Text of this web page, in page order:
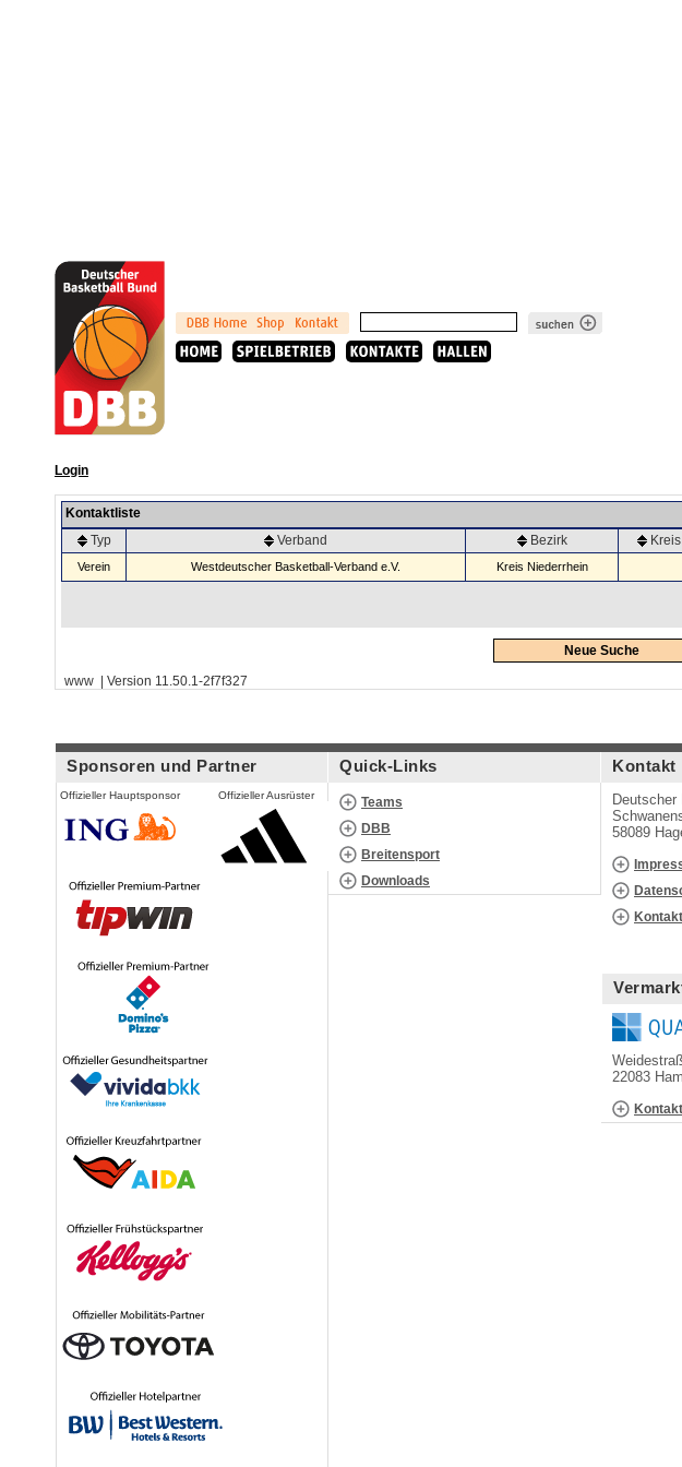
Login
Kontaktliste
Typ
Verband Bezirk Kreis
Verein Westdeutscher Basketball-Verband e.V. Kreis Niederrhein
Neue Suche
www | Version 11.50.1-2f7f327
Sponsoren und Partner
Offizieller Hauptsponsor Offizieller Ausrüster
Quick-Links
Teams
DBB
Breitensport
Downloads
Kontakt
58089
Kontakt
22083
Kontakt